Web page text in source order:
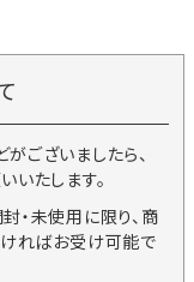
ございましたら、
いたします。
・未使用に限り、商
ればお受け可能で